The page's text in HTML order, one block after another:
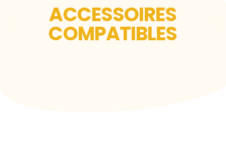
ACCESSOIRES
COMPATIBLES